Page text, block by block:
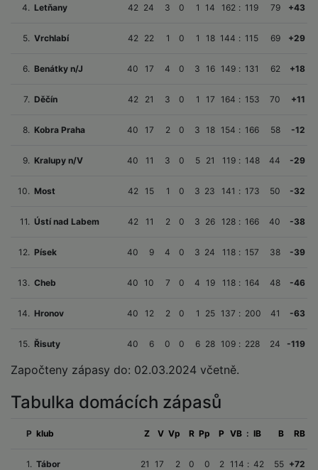
4. Letňany 42 24 3 0 1 14 162 : 119 79 +43
5. Vrchlabí 42 22 1 0 1 18 144 : 115 69 +29
6. Benátky n/J 40 17 4 0 3 16 149 : 131 62 +18
7. Děčín 42 21 3 0 1 17 164 : 153 70 +11
8. Kobra Praha 40 17 2 0 3 18 154 : 166 58 -12
9. Kralupy n/V 40 11 3 0 5 21 119 : 148 44 -29
10. Most 42 15 1 0 3 23 141 : 173 50 -32
11. Ústí nad Labem 42 11 2 0 3 26 128 : 166 40 -38
12. Písek 40 9 4 0 3 24 118 : 157 38 -39
13. Cheb 40 10 7 0 4 19 118 : 164 48 -46
14. Hronov 40 12 2 0 1 25 137 : 200 41 -63
15. Řisuty 40 6 0 0 6 28 109 : 228 24 -119
Započteny zápasy do: 02.03.2024 včetně.
Tabulka domácích zápasů
P klub Z V Vp R Pp P VB : IB B RB
1. Tábor 21 17 2 0 0 2 114 : 42 55 +72